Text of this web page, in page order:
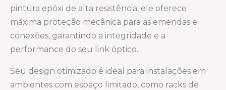
pintura epóxi de alta resistência, ele oferece
máxima proteção mecânica para as emendas e
conexões, garantindo a integridade e a
performance do seu link óptico.
Seu design otimizado é ideal para instalações em
ambientes com espaço limitado, como racks de